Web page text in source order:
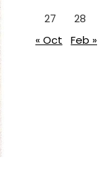
27
28
« Oct
Feb »